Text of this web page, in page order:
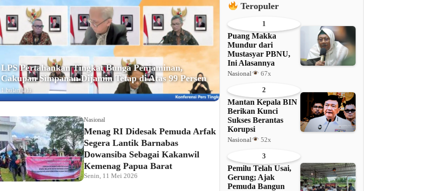
LPS Pertahankan Tingkat Bunga Penjaminan,
Cakupan Simpanan Dijamin Tetap di Atas 99 Persen
1 bulan lalu
Nasional
Menag RI Didesak Pemuda Arfak
Segera Lantik Barnabas
Dowansiba Sebagai Kakanwil
Kemenag Papua Barat
Senin, 11 Mei 2026
Teropuler
1
Puang Makka
Mundur dari
Mustasyar PBNU,
Ini Alasannya
Nasional 67x
2
Mantan Kepala BIN
Berikan Kunci
Sukses Berantas
Korupsi
Nasional 52x
3
Pemilu Telah Usai,
Gerung; Ajak
Pemuda Bangun